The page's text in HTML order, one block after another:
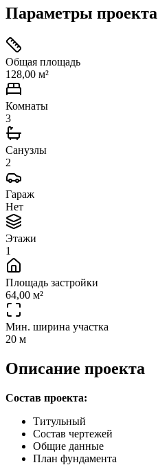
Параметры проекта
Общая площадь
128,00 м²
Комнаты
3
Санузлы
2
Гараж
Нет
Этажи
1
Площадь застройки
64,00 м²
Мин. ширина участка
20 м
Описание проекта
Состав проекта:
Титульный
Состав чертежей
Общие данные
План фундамента